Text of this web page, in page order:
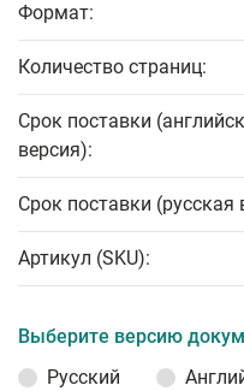
Формат:
Количество страниц:
Срок поставки
версия):
Срок поставки (русская
Артикул (SKU):
Выберите версию
Русский